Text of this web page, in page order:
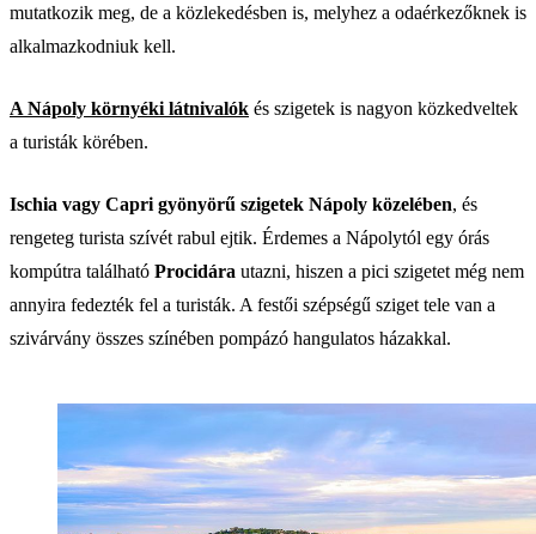
mutatkozik meg, de a közlekedésben is, melyhez a odaérkezőknek is
alkalmazkodniuk kell.
A Nápoly környéki látnivalók és szigetek is nagyon közkedveltek
a turisták körében.
Ischia vagy Capri gyönyörű szigetek Nápoly közelében, és
rengeteg turista szívét rabul ejtik. Érdemes a Nápolytól egy órás
kompútra található Procidára utazni, hiszen a pici szigetet még nem
annyira fedezték fel a turisták. A festői szépségű sziget tele van a
szivárvány összes színében pompázó hangulatos házakkal.